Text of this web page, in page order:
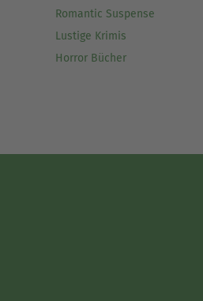
Romantic Suspense
Lustige Krimis
Horror Bücher